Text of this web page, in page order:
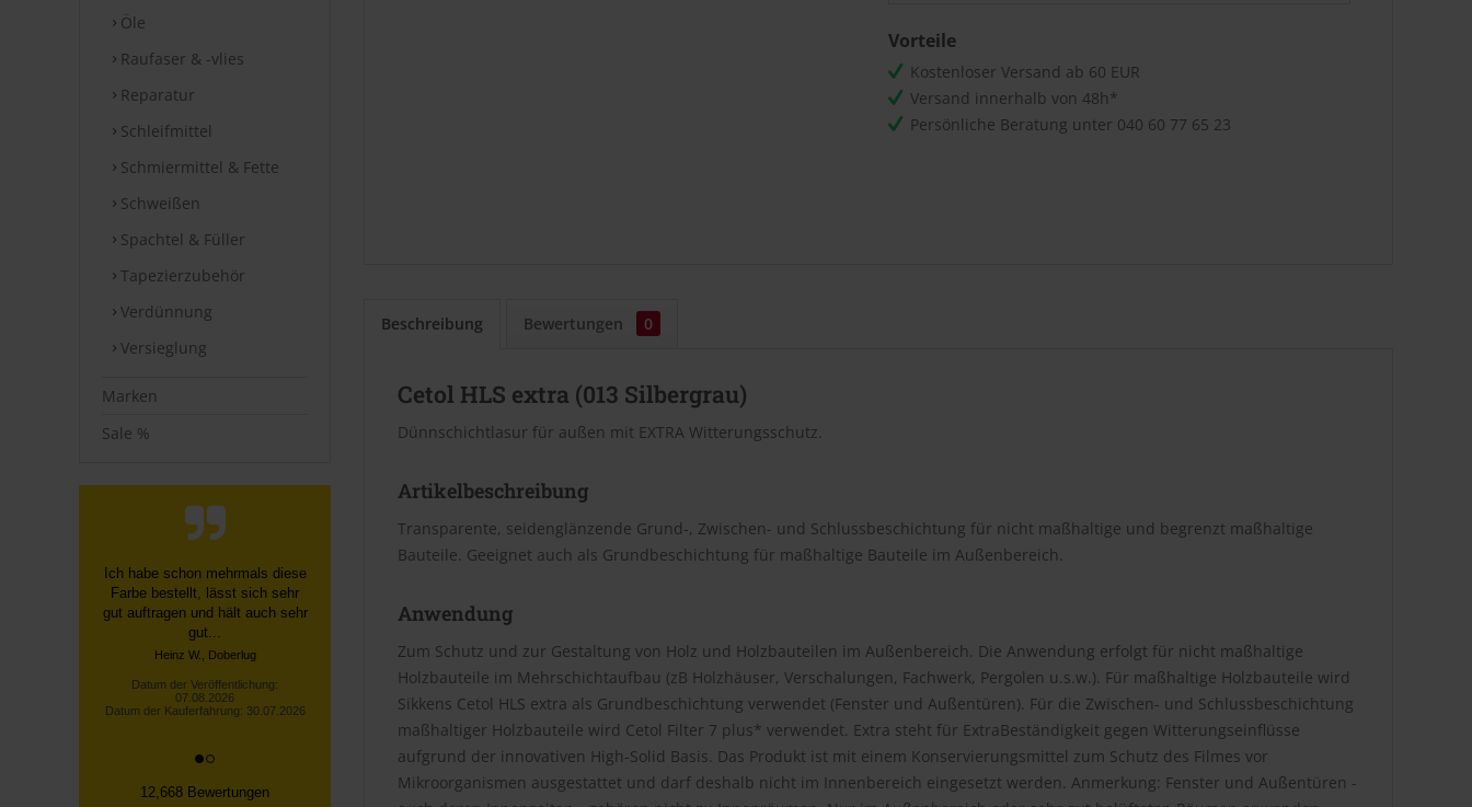
Öle
Raufaser & -vlies
Reparatur
Schleifmittel
Schmiermittel & Fette
Schweißen
Spachtel & Füller
Tapezierzubehör
Verdünnung
Versieglung
Marken
Sale %
Schnelle, unkomplizierte
Bestellung über die Homepage,
schnelle Lieferung, gute
Sendungsverfolgung ...
Datum der Veröffentlichung:
07.08.2026
Datum der Kauferfahrung: 27.07.2026
12,668 Bewertungen
Vorteile
Kostenloser Versand ab 60 EUR
Versand innerhalb von 48h*
Persönliche Beratung unter 040 60 77 65 23
Beschreibung Bewertungen 0
Cetol HLS extra (013 Silbergrau)
Dünnschichtlasur für außen mit EXTRA Witterungsschutz.
Artikelbeschreibung
Transparente, seidenglänzende Grund-, Zwischen- und Schlussbeschichtung für nicht maßhaltige und begrenzt maßhaltige
Bauteile. Geeignet auch als Grundbeschichtung für maßhaltige Bauteile im Außenbereich.
Anwendung
Zum Schutz und zur Gestaltung von Holz und Holzbauteilen im Außenbereich. Die Anwendung erfolgt für nicht maßhaltige
Holzbauteile im Mehrschichtaufbau (zB Holzhäuser, Verschalungen, Fachwerk, Pergolen u.s.w.). Für maßhaltige Holzbauteile wird
Sikkens Cetol HLS extra als Grundbeschichtung verwendet (Fenster und Außentüren). Für die Zwischen- und Schlussbeschichtung
maßhaltiger Holzbauteile wird Cetol Filter 7 plus* verwendet. Extra steht für ExtraBeständigkeit gegen Witterungseinflüsse
aufgrund der innovativen High-Solid Basis. Das Produkt ist mit einem Konservierungsmittel zum Schutz des Filmes vor
Mikroorganismen ausgestattet und darf deshalb nicht im Innenbereich eingesetzt werden. Anmerkung: Fenster und Außentüren -